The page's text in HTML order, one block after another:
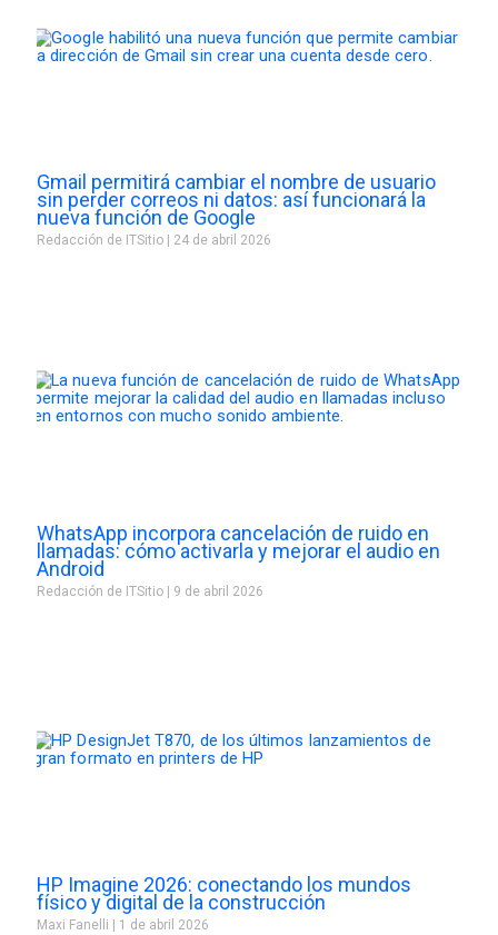
Gmail permitirá cambiar el nombre de usuario
sin perder correos ni datos: así funcionará la
nueva función de Google
Redacción de ITSitio 24 de abril 2026
WhatsApp incorpora cancelación de ruido en
llamadas: cómo activarla y mejorar el audio en
Android
Redacción de ITSitio 9 de abril 2026
HP Imagine 2026: conectando los mundos
físico y digital de la construcción
Maxi Fanelli 1 de abril 2026